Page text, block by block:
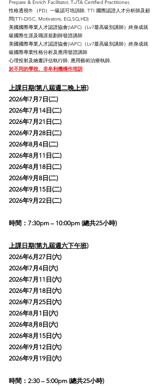
Prepare & Enrich Facilitator, T-JTA Certified Practitioner,
性格透視®️ （PD）一級認可培訓師, TTI 國際認證人才分析師及顧
問(TTI-DISC, Motivators, EQ,SQ,HD)
美國國際專業人才認證協會(IAPC)（Lv7最高級別講師）終身成就
級國際生涯及職涯規劃師發證講師
美國國際專業人才認證協會(IAPC)（Lv7最高級別講師）終身成就
級國際專業性格分析及應用發證講師
心理投射及繪畫評估執行師, 應用藝術治療執師,
於不同的學校、非牟利機構作培訓
上課日期(第八屆週二晚上班)
2026年7月7日(二)
2026年7月14日(二)
2026年7月21日(二)
2026年7月28日(二)
2026年8月4日(二)
2026年8月11日(二)
2026年8月18日(二)
2026年9月8日(二)
2026年9月15日(二)
2026年9月22日(二)
時間：7:30pm – 10:00pm (總共25小時)
上課日期(第九屆週六下午班)
2026年6月27 日(六)
2026年7月4日(六)
2026年7月11日(六)
2026年7月18日(六)
2026年7月25日(六)
2026年8月1日(六)
2026年8月8日(六)
2026年8月15日(六)
2026年9月12日(六)
2026年9月19日(六)
時間：2:30 – 5:00pm (總共25小時)